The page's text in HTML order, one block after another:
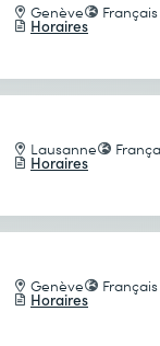
Genève Français
Horaires
Lausanne
Horaires
Genève Français
Horaires